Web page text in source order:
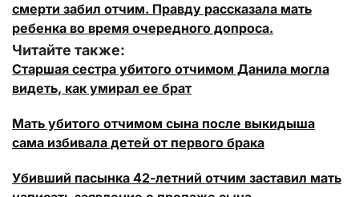
смерти забил отчим. Правду рассказала мать
ребенка во время очередного допроса.
Читайте также:
Старшая сестра убитого отчимом Данила могла
видеть, как умирал ее брат
Мать убитого отчимом сына после выкидыша
сама избивала детей от первого брака
Убивший пасынка 42-летний отчим заставил мать